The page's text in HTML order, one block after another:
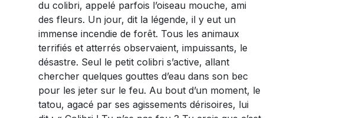
du colibri, appelé parfois l’oiseau mouche, ami
des fleurs. Un jour, dit la légende, il y eut un
immense incendie de forêt. Tous les animaux
terrifiés et atterrés observaient, impuissants, le
désastre. Seul le petit colibri s’active, allant
chercher quelques gouttes d’eau dans son bec
pour les jeter sur le feu. Au bout d’un moment, le
tatou, agacé par ses agissements dérisoires, lui